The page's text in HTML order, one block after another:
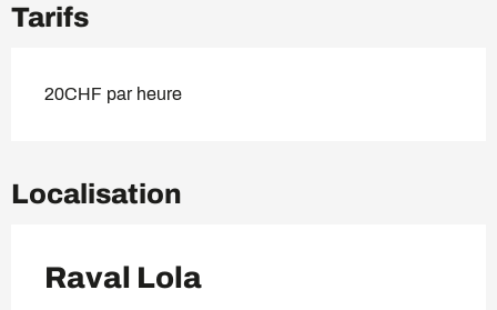
Tarifs
20CHF par heure
Localisation
Raval Lola